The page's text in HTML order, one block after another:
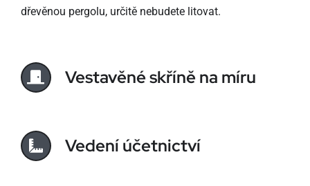
dřevěnou pergolu, určitě nebudete litovat.
Vestavěné skříně na míru
Vedení účetnictví